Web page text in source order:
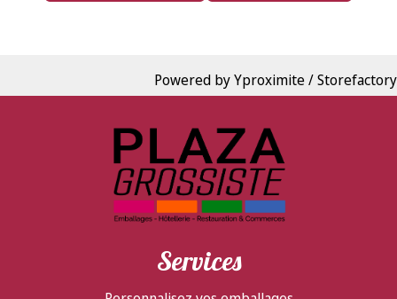
Powered by Yproximite / Storefactory
Services